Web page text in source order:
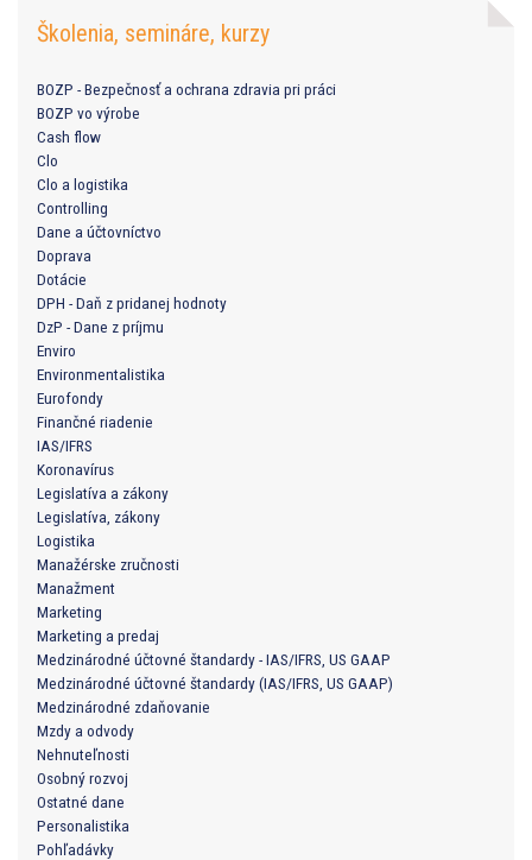
Školenia, semináre, kurzy
BOZP - Bezpečnosť a ochrana zdravia pri práci
BOZP vo výrobe
Cash flow
Clo
Clo a logistika
Controlling
Dane a účtovníctvo
Doprava
Dotácie
DPH - Daň z pridanej hodnoty
DzP - Dane z príjmu
Enviro
Environmentalistika
Eurofondy
Finančné riadenie
IAS/IFRS
Koronavírus
Legislatíva a zákony
Legislatíva, zákony
Logistika
Manažérske zručnosti
Manažment
Marketing
Marketing a predaj
Medzinárodné účtovné štandardy - IAS/IFRS, US GAAP
Medzinárodné účtovné štandardy (IAS/IFRS, US GAAP)
Medzinárodné zdaňovanie
Mzdy a odvody
Nehnuteľnosti
Osobný rozvoj
Ostatné dane
Personalistika
Pohľadávky